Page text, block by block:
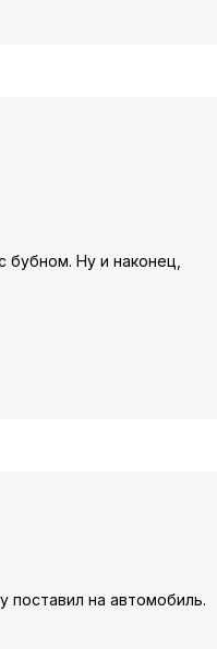
бубном. Ну и наконец,
поставил на автомобиль.